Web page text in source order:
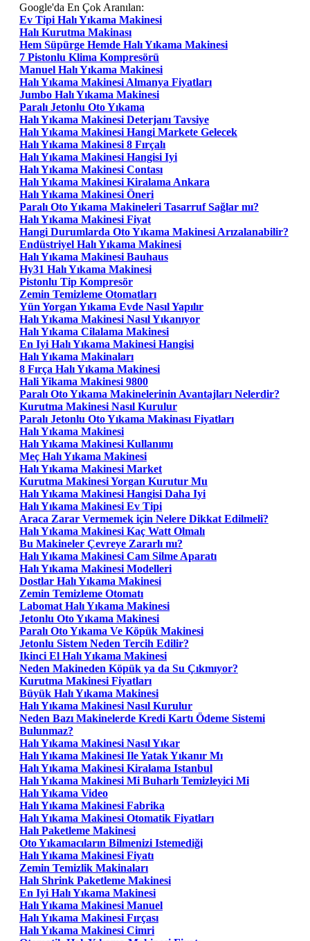
Google'da En Çok Aranılan:
Ev Tipi Halı Yıkama Makinesi
Halı Kurutma Makinası
Hem Süpürge Hemde Halı Yıkama Makinesi
7 Pistonlu Klima Kompresörü
Manuel Halı Yıkama Makinesi
Halı Yıkama Makinesi Almanya Fiyatları
Jumbo Halı Yıkama Makinesi
Paralı Jetonlu Oto Yıkama
Halı Yıkama Makinesi Deterjanı Tavsiye
Halı Yıkama Makinesi Hangi Markete Gelecek
Halı Yıkama Makinesi 8 Fırçalı
Halı Yıkama Makinesi Hangisi Iyi
Halı Yıkama Makinesi Contası
Halı Yıkama Makinesi Kiralama Ankara
Halı Yıkama Makinesi Öneri
Paralı Oto Yıkama Makineleri Tasarruf Sağlar mı?
Halı Yıkama Makinesi Fiyat
Hangi Durumlarda Oto Yıkama Makinesi Arızalanabilir?
Endüstriyel Halı Yıkama Makinesi
Halı Yıkama Makinesi Bauhaus
Hy31 Halı Yıkama Makinesi
Pistonlu Tip Kompresör
Zemin Temizleme Otomatları
Yün Yorgan Yıkama Evde Nasıl Yapılır
Halı Yıkama Makinesi Nasıl Yıkanıyor
Halı Yıkama Cilalama Makinesi
En Iyi Halı Yıkama Makinesi Hangisi
Halı Yıkama Makinaları
8 Fırça Halı Yıkama Makinesi
Hali Yikama Makinesi 9800
Paralı Oto Yıkama Makinelerinin Avantajları Nelerdir?
Kurutma Makinesi Nasıl Kurulur
Paralı Jetonlu Oto Yıkama Makinası Fiyatları
Halı Yıkama Makinesi
Halı Yıkama Makinesi Kullanımı
Meç Halı Yıkama Makinesi
Halı Yıkama Makinesi Market
Kurutma Makinesi Yorgan Kurutur Mu
Halı Yıkama Makinesi Hangisi Daha Iyi
Halı Yıkama Makinesi Ev Tipi
Araca Zarar Vermemek için Nelere Dikkat Edilmeli?
Halı Yıkama Makinesi Kaç Watt Olmalı
Bu Makineler Çevreye Zararlı mı?
Halı Yıkama Makinesi Cam Silme Aparatı
Halı Yıkama Makinesi Modelleri
Dostlar Halı Yıkama Makinesi
Zemin Temizleme Otomatı
Labomat Halı Yıkama Makinesi
Jetonlu Oto Yıkama Makinesi
Paralı Oto Yıkama Ve Köpük Makinesi
Jetonlu Sistem Neden Tercih Edilir?
Ikinci El Halı Yıkama Makinesi
Neden Makineden Köpük ya da Su Çıkmıyor?
Kurutma Makinesi Fiyatları
Büyük Halı Yıkama Makinesi
Halı Yıkama Makinesi Nasıl Kurulur
Neden Bazı Makinelerde Kredi Kartı Ödeme Sistemi
Bulunmaz?
Halı Yıkama Makinesi Nasıl Yıkar
Halı Yıkama Makinesi Ile Yatak Yıkanır Mı
Halı Yıkama Makinesi Kiralama Istanbul
Halı Yıkama Makinesi Mi Buharlı Temizleyici Mi
Halı Yıkama Video
Halı Yıkama Makinesi Fabrika
Halı Yıkama Makinesi Otomatik Fiyatları
Halı Paketleme Makinesi
Oto Yıkamacıların Bilmenizi Istemediği
Halı Yıkama Makinesi Fiyatı
Zemin Temizlik Makinaları
Halı Shrink Paketleme Makinesi
En Iyi Halı Yıkama Makinesi
Halı Yıkama Makinesi Manuel
Halı Yıkama Makinesi Fırçası
Halı Yıkama Makinesi Cimri